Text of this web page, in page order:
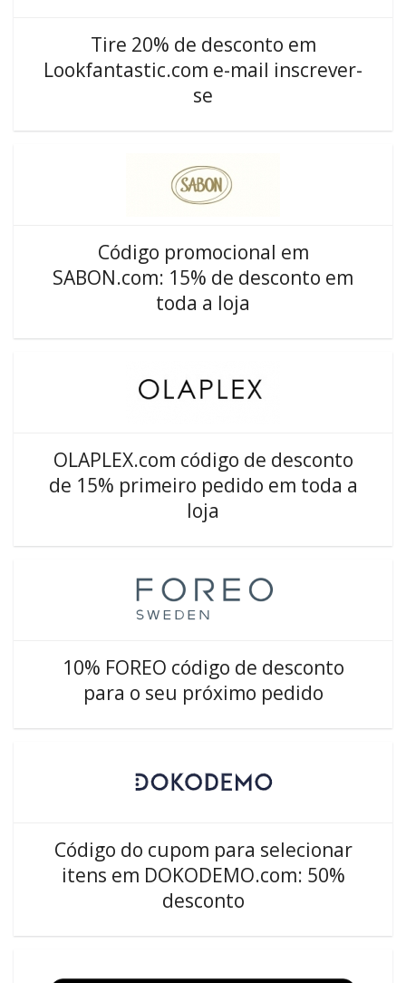
Tire 20% de desconto em
Lookfantastic.com e-mail inscrever-
se
Código promocional em
SABON.com: 15% de desconto em
toda a loja
OLAPLEX.com código de desconto
de 15% primeiro pedido em toda a
loja
10% FOREO código de desconto
para o seu próximo pedido
Código do cupom para selecionar
itens em DOKODEMO.com: 50%
desconto